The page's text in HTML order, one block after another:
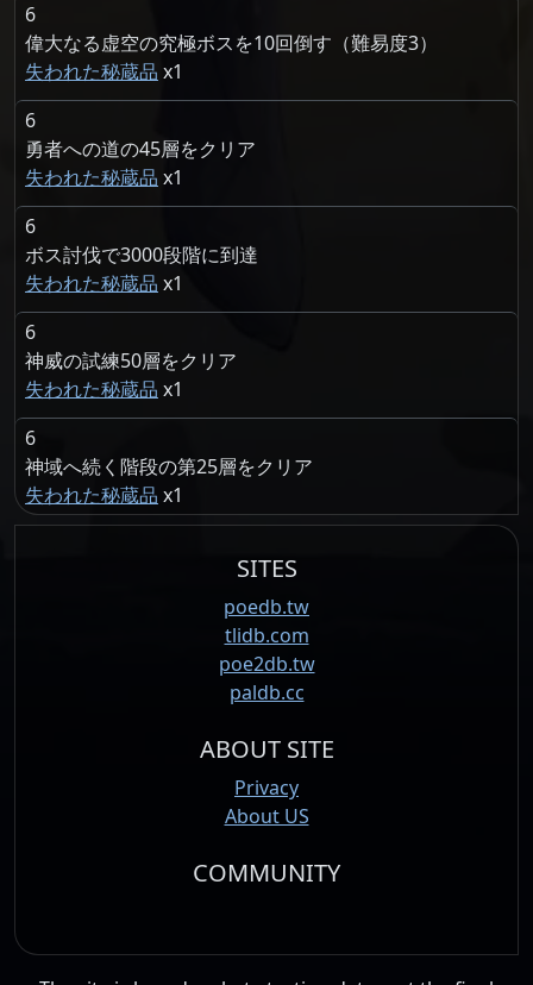
6
偉大なる虚空の究極ボスを10回倒す（難易度3）
失われた秘蔵品
1
6
勇者への道の45層をクリア
失われた秘蔵品
1
6
ボス討伐で3000段階に到達
失われた秘蔵品
1
6
神威の試練50層をクリア
失われた秘蔵品
1
6
神域へ続く階段の第25層をクリア
失われた秘蔵品
1
SITES
poedb.tw
tlidb.com
poe2db.tw
paldb.cc
ABOUT SITE
Privacy
About US
COMMUNITY